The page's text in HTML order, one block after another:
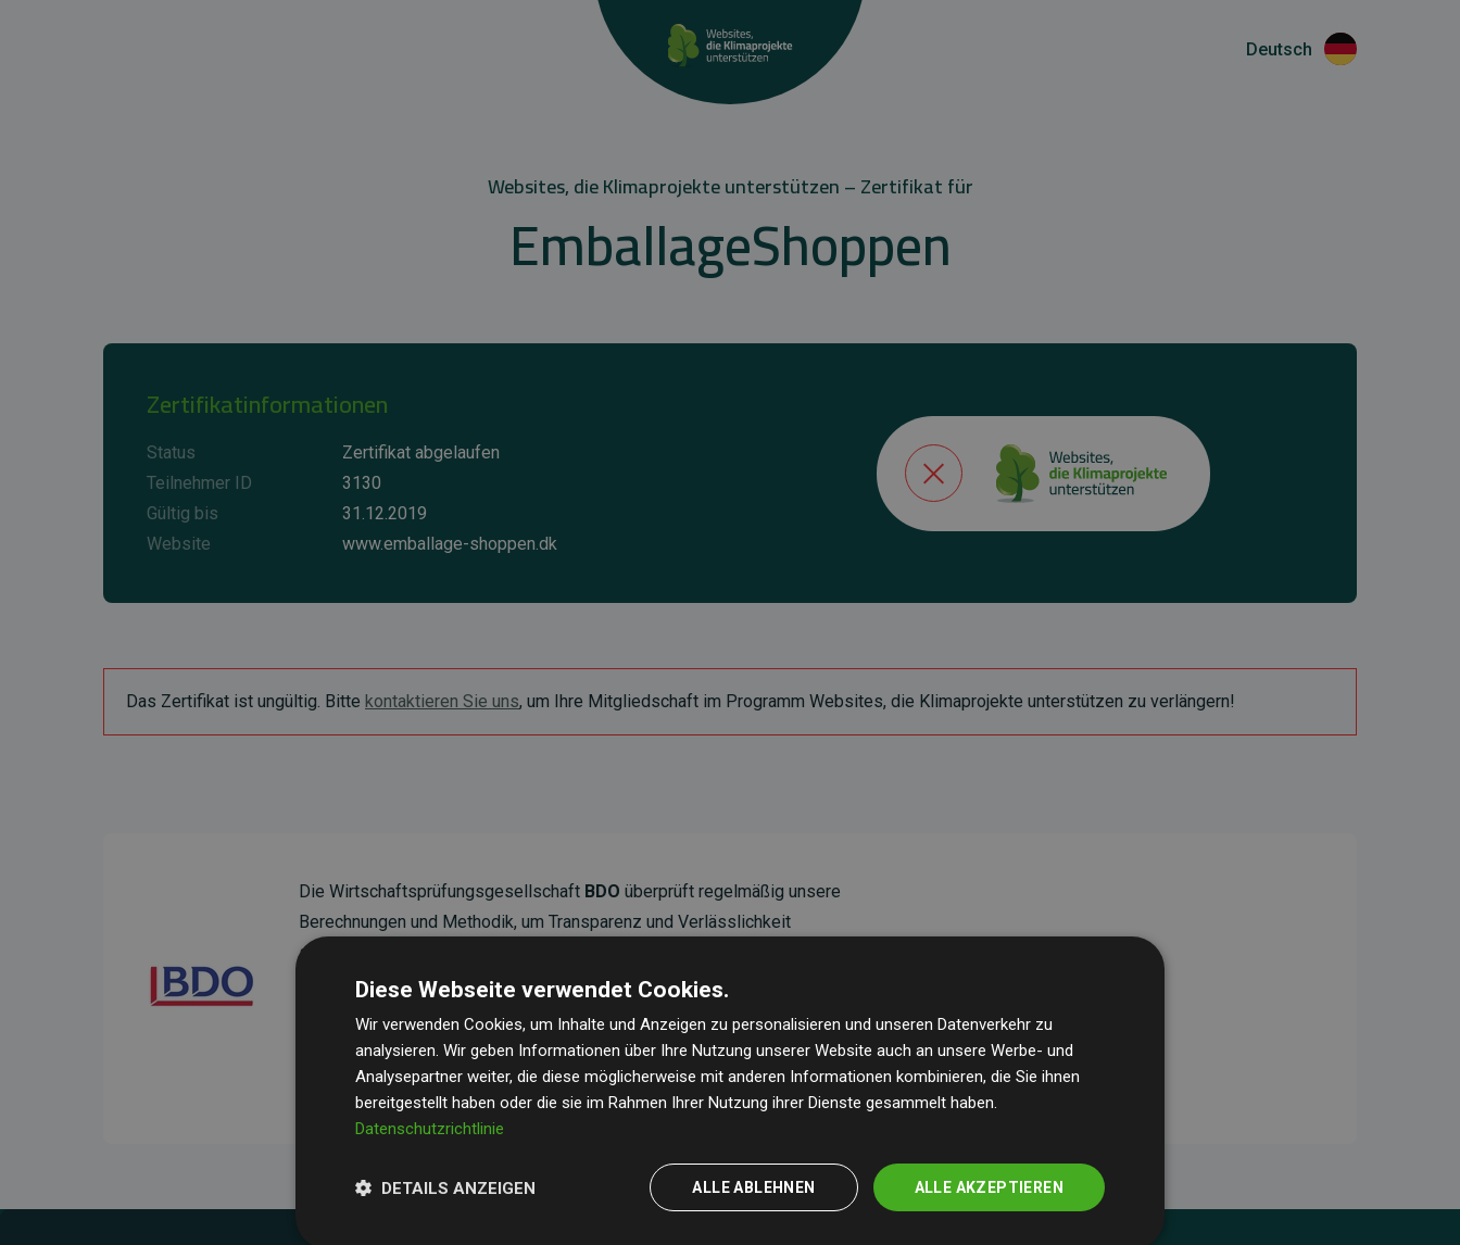
Deutsch
Websites, die Klimaprojekte unterstützen – Zertifikat für
EmballageShoppen
Zertifikatinformationen
Status
Zertifikat abgelaufen
Teilnehmer ID
3130
Gültig bis
31.12.2019
Website
www.emballage-shoppen.dk
Das Zertifikat ist ungültig. Bitte kontaktieren Sie uns, um Ihre Mitgliedschaft im Programm Websites, die Klimaprojekte unterstützen zu verlängern!
Die Wirtschaftsprüfungsgesellschaft BDO überprüft regelmäßig unsere
Berechnungen und Methodik, um Transparenz und Verlässlichkeit
sicherzustellen.
Ihre Prüfungen belegen, dass unsere Investitionen in Klimaschutzprojekte im
Durchschnitt200 % der geschätzten CO₂-Emissionender teilnehmenden
Websites kompensieren – ein klarer Nachweis für die messbare Klimawirkung
unseres Ansatzes.
Diese Webseite verwendet Cookies.
Wir verwenden Cookies, um Inhalte und Anzeigen zu personalisieren und unseren Datenverkehr zu
analysieren. Wir geben Informationen über Ihre Nutzung unserer Website auch an unsere Werbe- und
Analysepartner weiter, die diese möglicherweise mit anderen Informationen kombinieren, die Sie ihnen
bereitgestellt haben oder die sie im Rahmen Ihrer Nutzung ihrer Dienste gesammelt haben.
Datenschutzrichtlinie
ALLE AKZEPTIEREN
ALLE ABLEHNEN
DETAILS ANZEIGEN